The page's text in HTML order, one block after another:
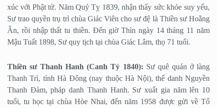
xúc với Phật tử. Năm Quý Tỵ 1839, nhận thấy sức khỏe suy yếu,
Sư trao quyền trụ trì chùa Giác Viên cho sư đệ là Thiền sư Hoằng
Ân, rồi nhập thất tu thiền. Đến giờ Thìn ngày 14 tháng 11 năm
Mậu Tuất 1898, Sư quy tịch tại chùa Giác Lâm, thọ 71 tuổi.
Thiền sư Thanh Hanh (Canh Tý 1840): Sư quê quán ở làng
Thanh Trì, tỉnh Hà Đông (nay thuộc Hà Nội), thế danh Nguyền
Thanh Đàm, pháp danh Thanh Hanh. Sư xuất gia năm lên 10
tuổi, tu học tại chùa Hòe Nhai, đến năm 1958 được gửi về Tổ